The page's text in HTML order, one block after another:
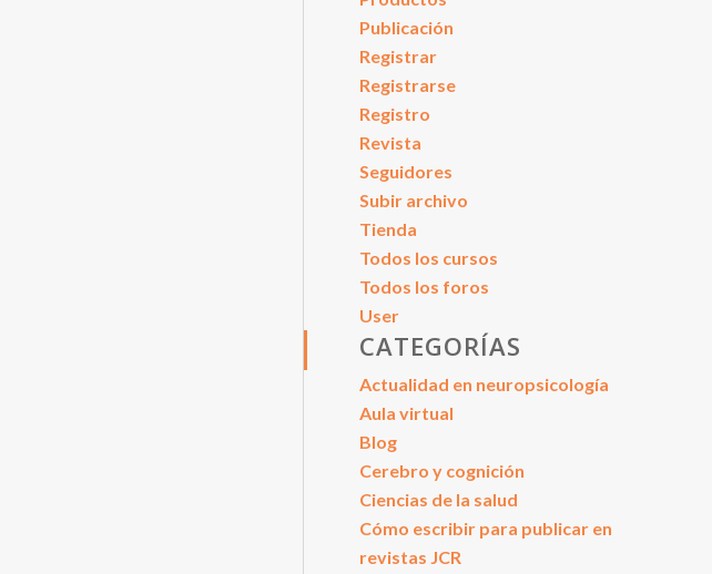
Publicación
Registrar
Registrarse
Registro
Revista
Seguidores
Subir archivo
Tienda
Todos los cursos
Todos los foros
User
CATEGORÍAS
Actualidad en neuropsicología
Aula virtual
Blog
Cerebro y cognición
Ciencias de la salud
Cómo escribir para publicar en
revistas JCR